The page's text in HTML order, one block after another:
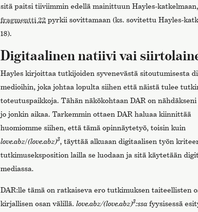
sitä paitsi tiiviimmin edellä mainittuun Hayles-
fragmentti 22 pyrkii sovittamaan (ks. sovitettu Hayles-
18).
Digitaalinen natiivi vai
Hayles kirjoittaa tutkijoiden syvenevästä sitoutumisesta
medioihin, joka johtaa lopulta siihen että näistä tulee
toteutuspaikkoja. Tähän näkökohtaan DAR on
jo jonkin aikaa. Tarkemmin ottaen DAR haluaa kiinnittää
huomiomme siihen, että tämä opinnäytetyö, toisin kuin
love.abz/(love.abz)3, täyttää alkuaan digitaalisen työn
tutkimuseksposition lailla se luodaan ja sitä käytetään
mediassa.
DAR:lle tämä on ratkaiseva ero tutkimuksen taiteellisten
kirjallisen osan välillä. love.abz/(love.abz)3:ssa fyysisessä